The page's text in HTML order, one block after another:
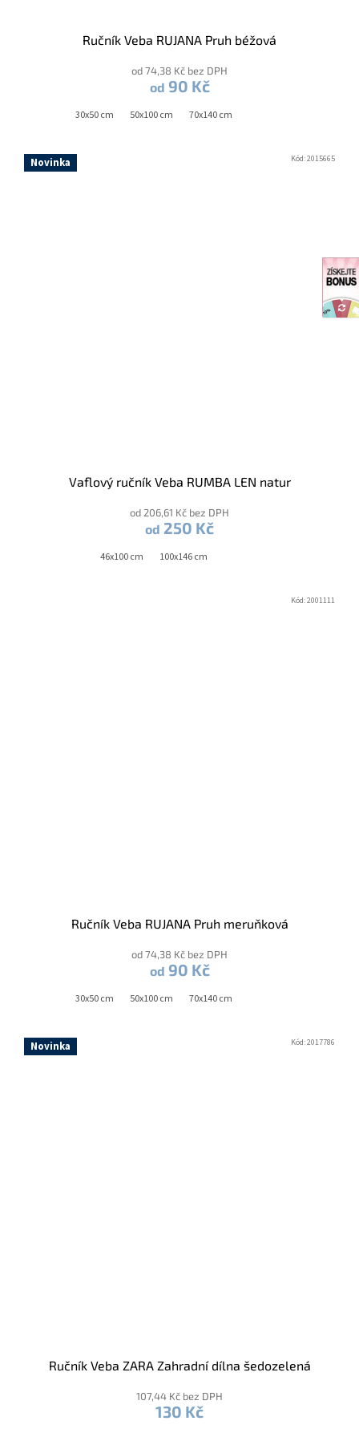
Ručník Veba RUJANA Pruh béžová
od 74,38 Kč bez DPH
od 90 Kč
30x50 cm 50x100 cm 70x140 cm
Novinka
Vaflový ručník Veba RUMBA LEN natur
od 206,61 Kč bez DPH
od 250 Kč
46x100 cm 100x146 cm
Kód:2015665
Ručník Veba RUJANA Pruh meruňková
od 74,38 Kč bez DPH
od 90 Kč
30x50 cm 50x100 cm 70x140 cm
Kód:2001111
Novinka
Ručník Veba ZARA Zahradní dílna šedozelená
107,44 Kč bez DPH
130 Kč
Kód:2017786